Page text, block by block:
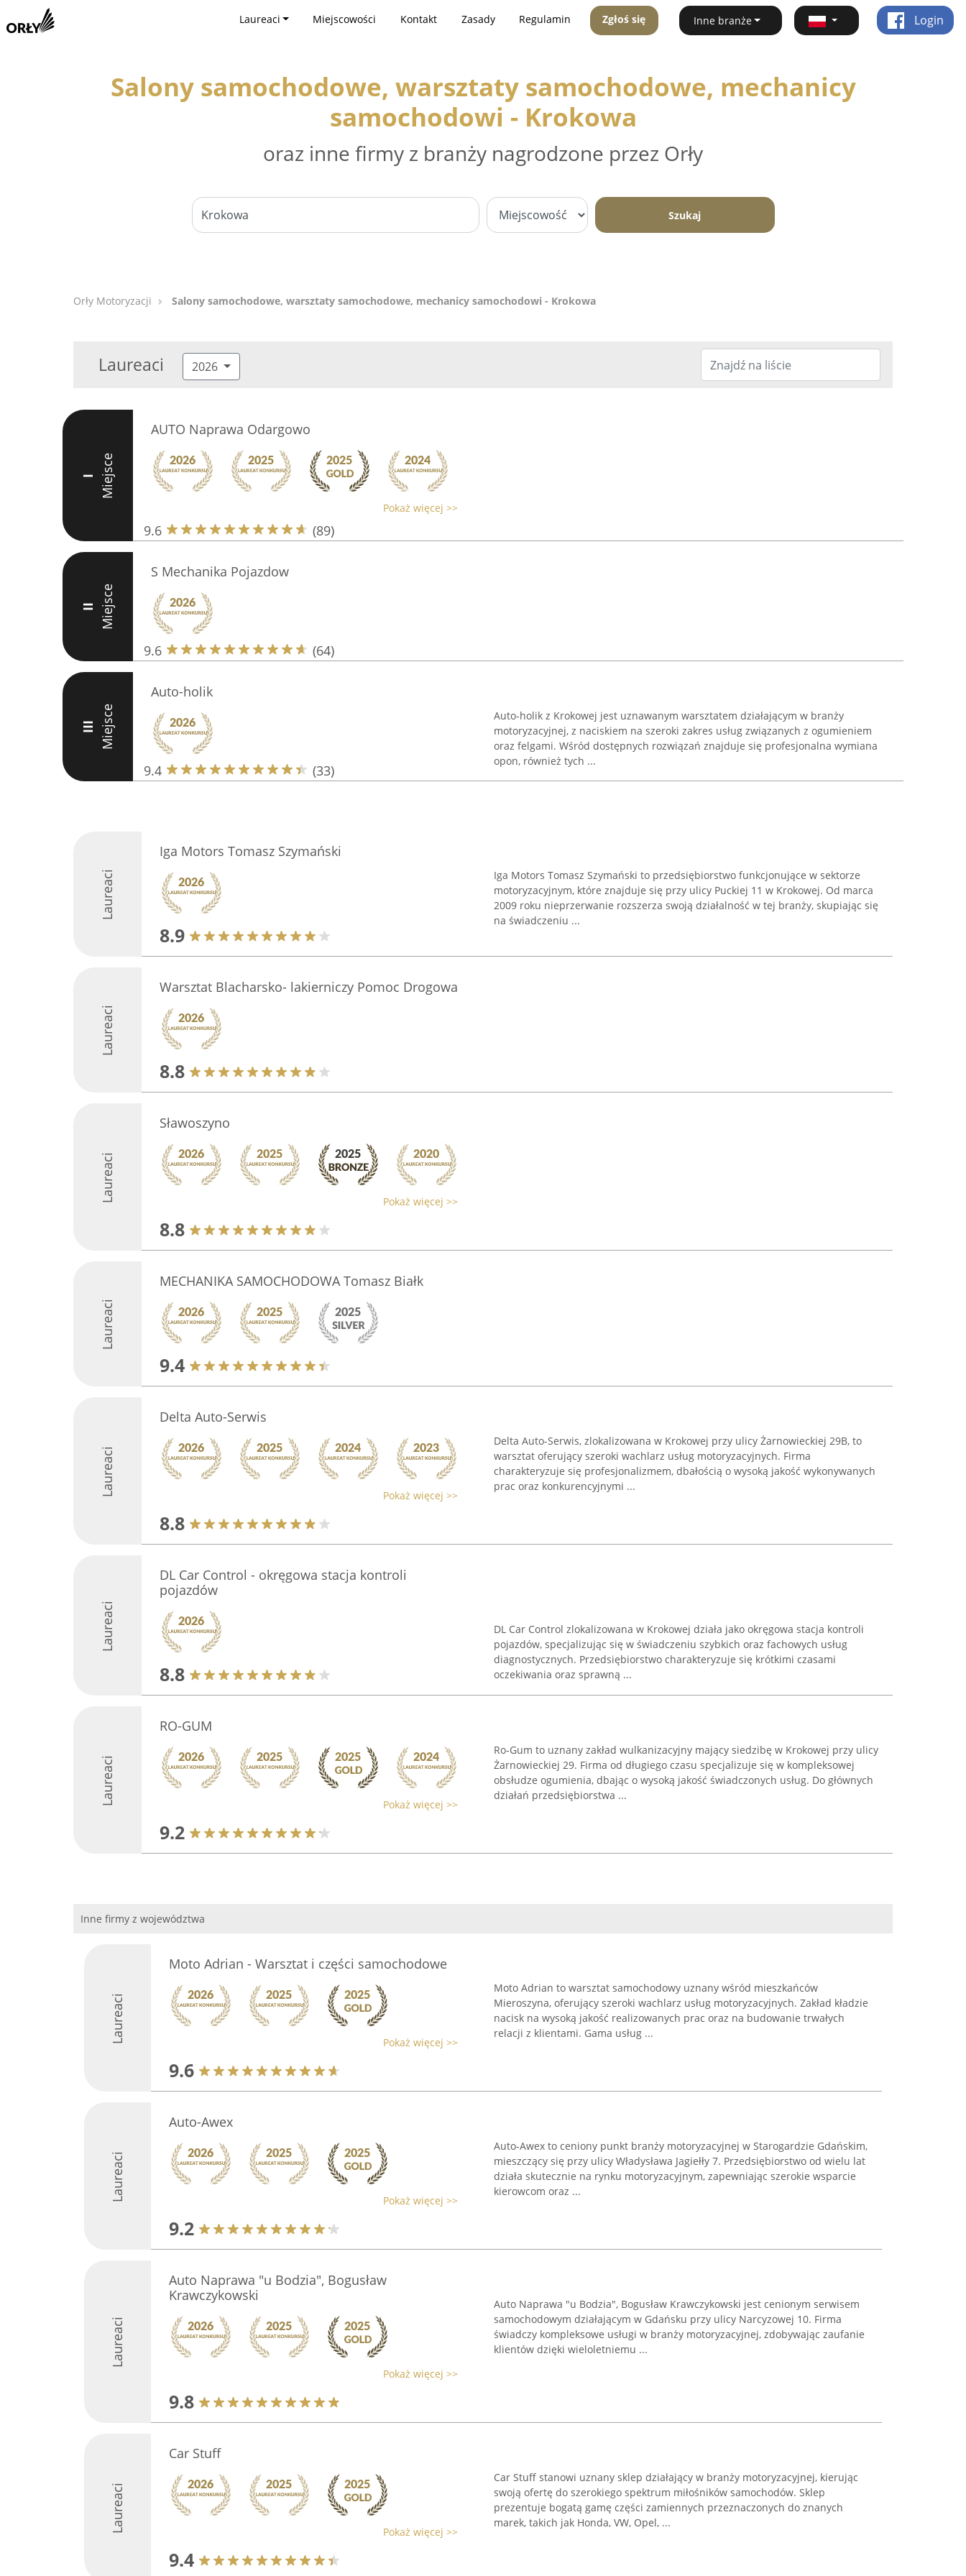
Laureaci Miejscowości Kontakt Zasady Regulamin Zgłoś się Inne branże Login
Salony samochodowe, warsztaty samochodowe, mechanicy
samochodowi - Krokowa
oraz inne firmy z branży nagrodzone przez Orły
Szukaj
Orły Motoryzacji Salony samochodowe, warsztaty samochodowe, mechanicy samochodowi - Krokowa
Laureaci 2026
I Miejsce
AUTO Naprawa Odargowo
Pokaż więcej >>
9.6 (89)
II Miejsce
S Mechanika Pojazdow
9.6 (64)
III Miejsce
Auto-holik
9.4 (33)
Auto-holik z Krokowej jest uznawanym warsztatem działającym w branży
motoryzacyjnej, z naciskiem na szeroki zakres usług związanych z ogumieniem
oraz felgami. Wśród dostępnych rozwiązań znajduje się profesjonalna wymiana
opon, również tych ...
Laureaci
Iga Motors Tomasz Szymański
8.9
Iga Motors Tomasz Szymański to przedsiębiorstwo funkcjonujące w sektorze
motoryzacyjnym, które znajduje się przy ulicy Puckiej 11 w Krokowej. Od marca
2009 roku nieprzerwanie rozszerza swoją działalność w tej branży, skupiając się
na świadczeniu ...
Laureaci
Warsztat Blacharsko- lakierniczy Pomoc Drogowa
8.8
Laureaci
Sławoszyno
Pokaż więcej >>
8.8
Laureaci
MECHANIKA SAMOCHODOWA Tomasz Białk
9.4
Laureaci
Delta Auto-Serwis
Pokaż więcej >>
8.8
Delta Auto-Serwis, zlokalizowana w Krokowej przy ulicy Żarnowieckiej 29B, to
warsztat oferujący szeroki wachlarz usług motoryzacyjnych. Firma
charakteryzuje się profesjonalizmem, dbałością o wysoką jakość wykonywanych
prac oraz konkurencyjnymi ...
Laureaci
DL Car Control - okręgowa stacja kontroli
pojazdów
8.8
DL Car Control zlokalizowana w Krokowej działa jako okręgowa stacja kontroli
pojazdów, specjalizując się w świadczeniu szybkich oraz fachowych usług
diagnostycznych. Przedsiębiorstwo charakteryzuje się krótkimi czasami
oczekiwania oraz sprawną ...
Laureaci
RO-GUM
Pokaż więcej >>
9.2
Ro-Gum to uznany zakład wulkanizacyjny mający siedzibę w Krokowej przy ulicy
Żarnowieckiej 29. Firma od długiego czasu specjalizuje się w kompleksowej
obsłudze ogumienia, dbając o wysoką jakość świadczonych usług. Do głównych
działań przedsiębiorstwa ...
Inne firmy z województwa
Laureaci
Moto Adrian - Warsztat i części samochodowe
Pokaż więcej >>
9.6
Moto Adrian to warsztat samochodowy uznany wśród mieszkańców
Mieroszyna, oferujący szeroki wachlarz usług motoryzacyjnych. Zakład kładzie
nacisk na wysoką jakość realizowanych prac oraz na budowanie trwałych
relacji z klientami. Gama usług ...
Laureaci
Auto-Awex
Pokaż więcej >>
9.2
Auto-Awex to ceniony punkt branży motoryzacyjnej w Starogardzie Gdańskim,
mieszczący się przy ulicy Władysława Jagiełły 7. Przedsiębiorstwo od wielu lat
działa skutecznie na rynku motoryzacyjnym, zapewniając szerokie wsparcie
kierowcom oraz ...
Laureaci
Auto Naprawa "u Bodzia", Bogusław
Krawczykowski
Pokaż więcej >>
9.8
Auto Naprawa "u Bodzia", Bogusław Krawczykowski jest cenionym serwisem
samochodowym działającym w Gdańsku przy ulicy Narcyzowej 10. Firma
świadczy kompleksowe usługi w branży motoryzacyjnej, zdobywając zaufanie
klientów dzięki wieloletniemu ...
Laureaci
Car Stuff
Pokaż więcej >>
9.4
Car Stuff stanowi uznany sklep działający w branży motoryzacyjnej, kierując
swoją ofertę do szerokiego spektrum miłośników samochodów. Sklep
prezentuje bogatą gamę części zamiennych przeznaczonych do znanych
marek, takich jak Honda, VW, Opel, ...